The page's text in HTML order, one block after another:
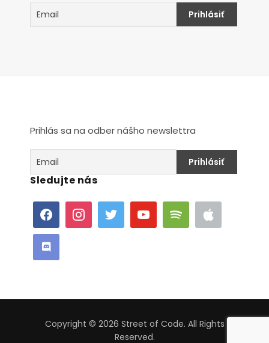
Prihlás sa na odber nášho newslettra
Sledujte nás
Copyright © 2026 Street of Code. All Rights
Reserved.